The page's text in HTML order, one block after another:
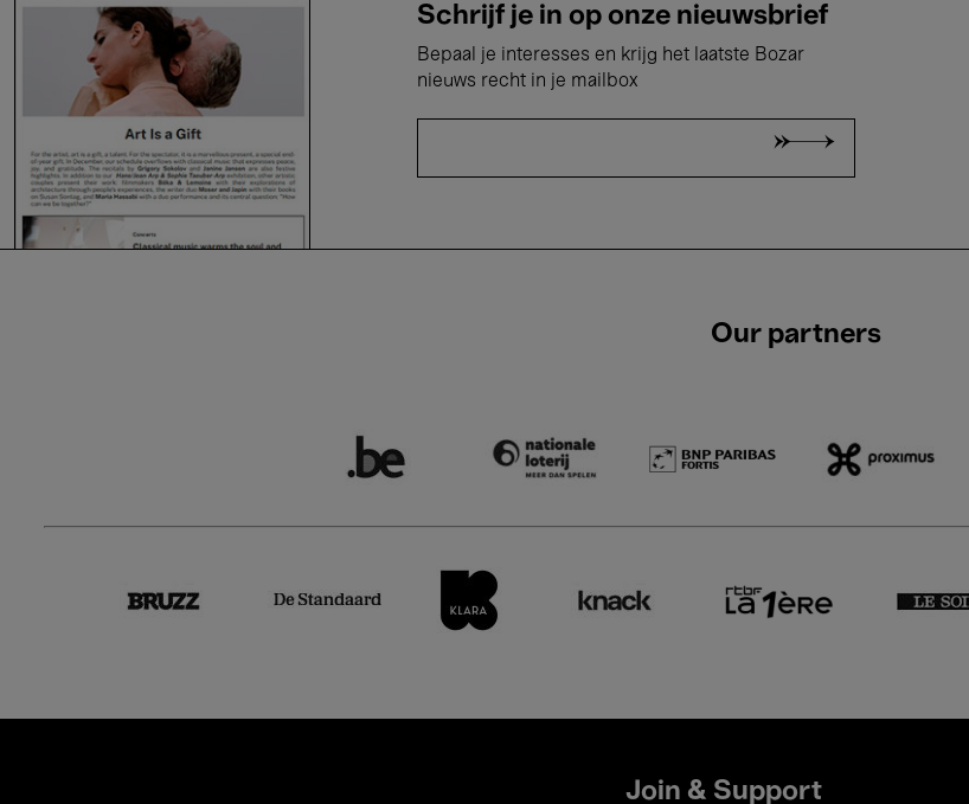
Schrijf je in op onze nieuwsbrief
Bepaal je interesses en krijg het laatste Bozar
nieuws recht in je mailbox
Our partners
Join & Support